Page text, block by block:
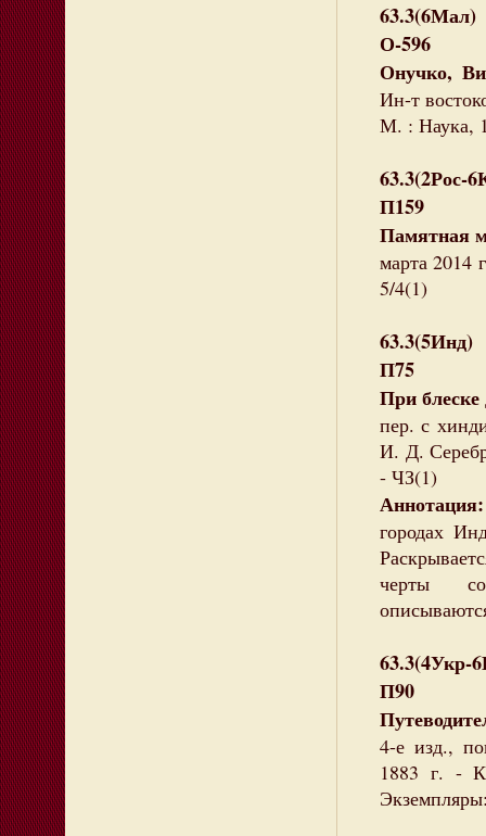
63.3(6Мал)
О-596
Онучко,
Ин-т
М. : Наука,
63.3(2Рос-
П159
Памятная
марта 2014
5/4(1)
63.3(5Инд)
П75
При
пер. с
И. Д.
- ЧЗ(1)
Аннотация:
городах
черты
63.3(4Укр-
П90
4-е изд.,
1883 г. -